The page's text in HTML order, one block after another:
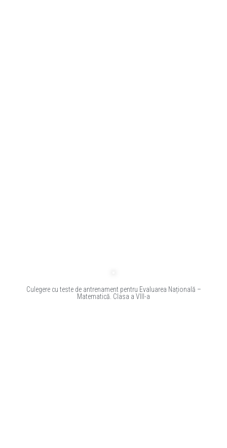
Culegere cu teste de antrenament pentru Evaluarea Națională –
Matematică. Clasa a VIII-a